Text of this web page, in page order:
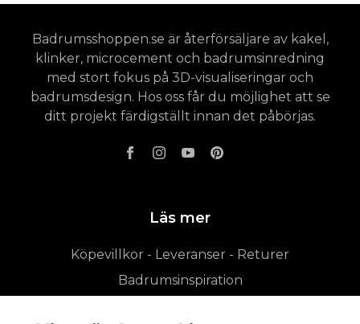
Badrumsshoppen.se är återförsäljare av kakel,
klinker, microcement och badrumsinredning
med stort fokus på 3D-visualiseringar och
badrumsdesign. Hos oss får du möjlighet att se
ditt projekt färdigställt innan det påbörjas.
Läs mer
Köpevillkor - Leveranser - Returer
Badrumsinspiration